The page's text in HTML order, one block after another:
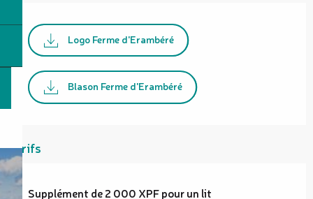
Logo Ferme d'Erambéré
Blason Ferme d'Erambéré
Tarifs
Supplément de 2 000 XPF pour un lit